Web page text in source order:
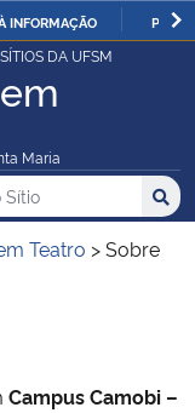
INFORMAÇÃO
SÍTIOS DA UFSM
Maria
no no Sítio
Teatro >Sobre
Campus Camobi –